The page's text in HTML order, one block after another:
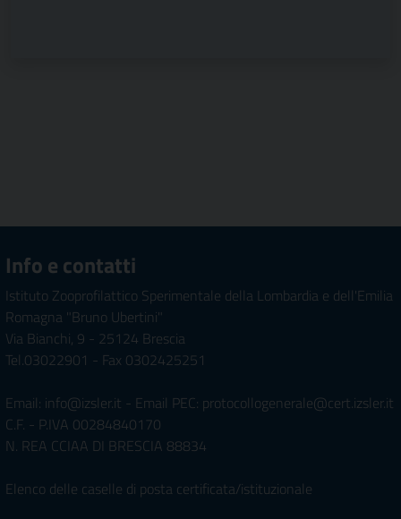
Info e contatti
Istituto Zooprofilattico Sperimentale della Lombardia e dell'Emilia
Romagna "Bruno Ubertini"
Via Bianchi, 9 - 25124 Brescia
Tel.03022901 - Fax 0302425251
Email: info@izsler.it - Email PEC: protocollogenerale@cert.izsler.it
C.F. - P.IVA 00284840170
N. REA CCIAA DI BRESCIA 88834
Elenco delle caselle di posta certificata/istituzionale